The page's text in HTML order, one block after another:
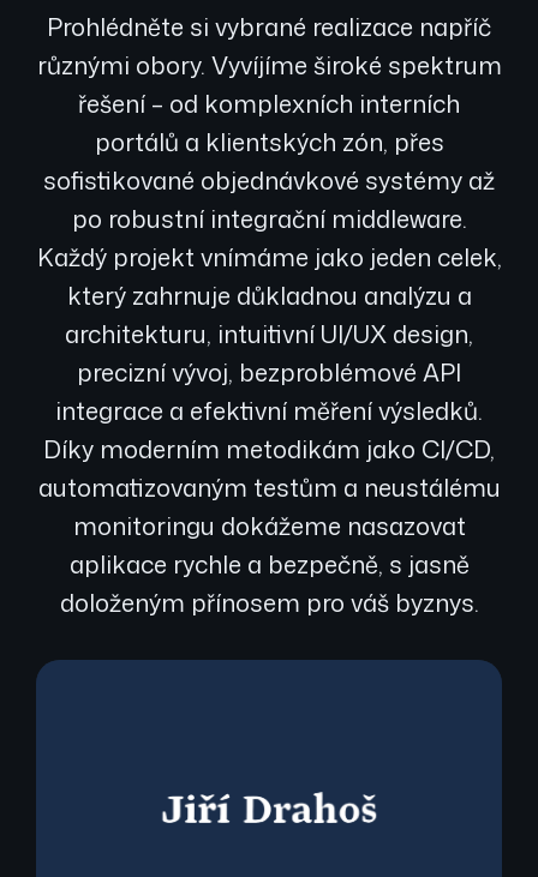
Prohlédněte si vybrané realizace napříč
různými obory. Vyvíjíme široké spektrum
řešení – od komplexních interních
portálů a klientských zón, přes
sofistikované objednávkové systémy až
po robustní integrační middleware.
Každý projekt vnímáme jako jeden celek,
který zahrnuje důkladnou analýzu a
architekturu, intuitivní UI/UX design,
precizní vývoj, bezproblémové API
integrace a efektivní měření výsledků.
Díky moderním metodikám jako CI/CD,
automatizovaným testům a neustálému
monitoringu dokážeme nasazovat
aplikace rychle a bezpečně, s jasně
doloženým přínosem pro váš byznys.